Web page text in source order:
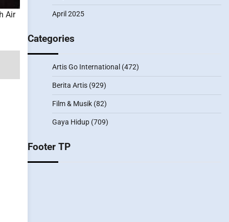
Air
April 2025
Categories
Artis Go International (472)
Berita Artis(929)
Film & Musik(82)
Gaya Hidup(709)
Footer TP